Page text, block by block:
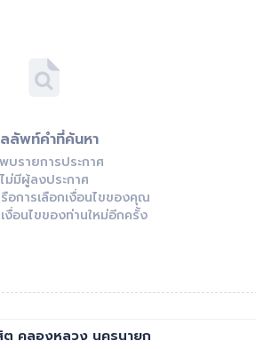
ลัพท์คำที่ค้นหา
บรายการประกาศ
ไม่มีผู้ลงประกาศ
อการเลือกเงื่อนไขของคุณ
อนไขของท่านใหม่อีกครั้ง
ต คลองหลวง นครนายก